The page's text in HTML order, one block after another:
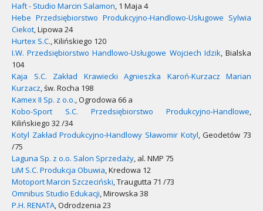
Haft - Studio Marcin Salamon, 1 Maja 4
Hebe Przedsiębiorstwo Produkcyjno-Handlowo-Usługowe Sylwia
Ciekot, Lipowa 24
Hurtex S.C., Kilińskiego 120
I.W. Przedsiębiorstwo Handlowo-Usługowe Wojciech Idzik, Bialska
104
Kaja S.C. Zakład Krawiecki Agnieszka Karoń-Kurzacz Marian
Kurzacz, św. Rocha 198
Kamex II Sp. z o.o., Ogrodowa 66 a
Kobo-Sport S.C. Przedsiębiorstwo Produkcyjno-Handlowe,
Kilińskiego 32 /34
Kotyl Zakład Produkcyjno-Handlowy Sławomir Kotyl, Geodetów 73
/75
Laguna Sp. z o.o. Salon Sprzedaży, al. NMP 75
LiM S.C. Produkcja Obuwia, Kredowa 12
Motoport Marcin Szczeciński, Traugutta 71 /73
Omnibus Studio Edukacji, Mirowska 38
P.H. RENATA, Odrodzenia 23